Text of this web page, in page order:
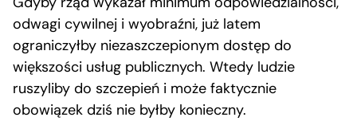
odwagi cywilnej i wyobraźni, już latem
ograniczyłby niezaszczepionym dostęp do
większości usług publicznych. Wtedy ludzie
ruszyliby do szczepień i może faktycznie
obowiązek dziś nie byłby konieczny.